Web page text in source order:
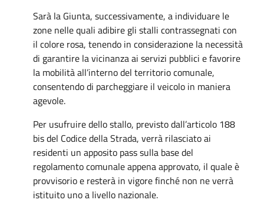
Sarà la Giunta, successivamente, a individuare le
zone nelle quali adibire gli stalli contrassegnati con
il colore rosa, tenendo in considerazione la necessità
di garantire la vicinanza ai servizi pubblici e favorire
la mobilità all’interno del territorio comunale,
consentendo di parcheggiare il veicolo in maniera
agevole.
Per usufruire dello stallo, previsto dall’articolo 188
bis del Codice della Strada, verrà rilasciato ai
residenti un apposito pass sulla base del
regolamento comunale appena approvato, il quale è
provvisorio e resterà in vigore finché non ne verrà
istituito uno a livello nazionale.